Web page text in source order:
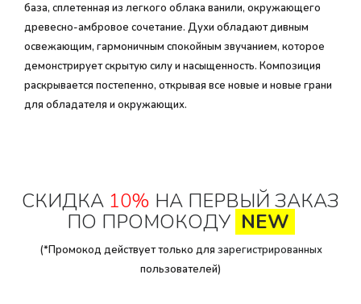
база, сплетенная из легкого облака ванили, окружающего
древесно-амбровое сочетание. Духи обладают дивным
освежающим, гармоничным спокойным звучанием, которое
демонстрирует скрытую силу и насыщенность. Композиция
раскрывается постепенно, открывая все новые и новые грани
для обладателя и окружающих.
СКИДКА 10% НА ПЕРВЫЙ ЗАКАЗ
ПО ПРОМОКОДУ NEW
(*Промокод действует только для зарегистрированных
пользователей)